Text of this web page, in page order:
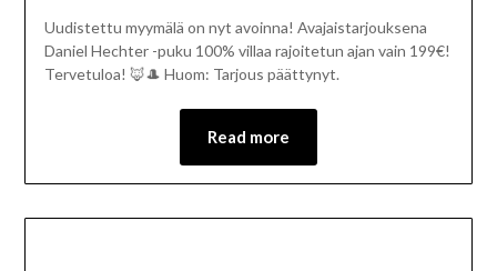
Uudistettu myymälä on nyt avoinna! Avajaistarjouksena
Daniel Hechter -puku 100% villaa rajoitetun ajan vain 199€!
Tervetuloa! 🦊🎩 Huom: Tarjous päättynyt.
Read more